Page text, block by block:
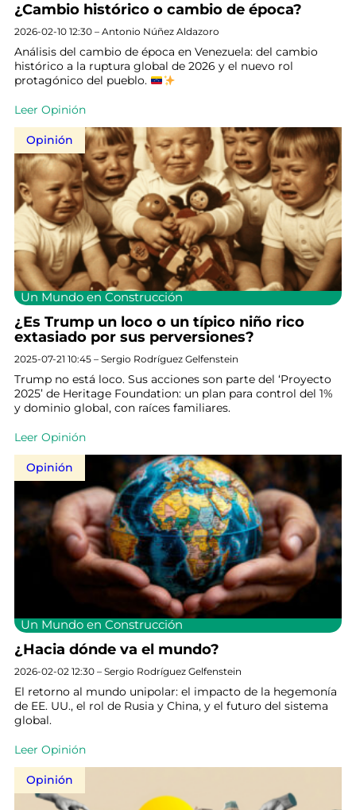
¿Cambio histórico o cambio de época?
2026-02-10 12:30 – Antonio Núñez Aldazoro
Análisis del cambio de época en Venezuela: del cambio
histórico a la ruptura global de 2026 y el nuevo rol
protagónico del pueblo.
Leer Opinión
Opinión
Un Mundo en Construcción
¿Es Trump un loco o un típico niño rico
extasiado por sus perversiones?
2025-07-21 10:45 – Sergio Rodríguez Gelfenstein
Trump no está loco. Sus acciones son parte del ‘Proyecto
2025’ de Heritage Foundation: un plan para control del 1%
y dominio global, con raíces familiares.
Leer Opinión
Opinión
Un Mundo en Construcción
¿Hacia dónde va el mundo?
2026-02-02 12:30 – Sergio Rodríguez Gelfenstein
El retorno al mundo unipolar: el impacto de la hegemonía
de EE. UU., el rol de Rusia y China, y el futuro del sistema
global.
Leer Opinión
Opinión